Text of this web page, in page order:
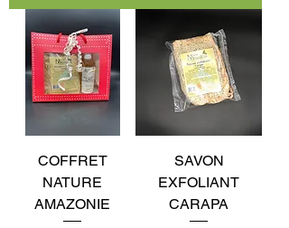
COFFRET
NATURE
AMAZONIE
SAVON
EXFOLIANT
CARAPA